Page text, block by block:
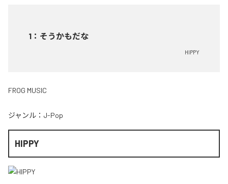
1 ： そうかもだな
HIPPY
FROG MUSIC
ジャンル： J-Pop
HIPPY